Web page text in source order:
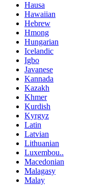
Hausa
Hawaiian
Hebrew
Hmong
Hungarian
Icelandic
Igbo
Javanese
Kannada
Kazakh
Khmer
Kurdish
Kyrgyz
Latin
Latvian
Lithuanian
Luxembou..
Macedonian
Malagasy
Malay